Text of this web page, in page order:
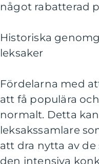
något rabatterad
Historiska
leksaker
Fördelarna med
att få populära
normalt. Detta
leksakssamlare
att dra nytta av
den intensiva